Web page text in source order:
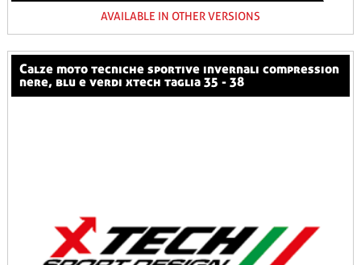
AVAILABLE IN OTHER VERSIONS
calze moto tecniche sportive invernali compression
nere, blu e verdi xtech taglia 35 - 38